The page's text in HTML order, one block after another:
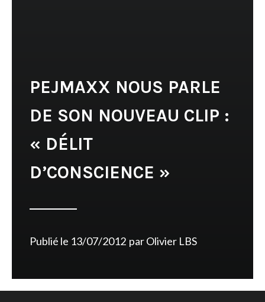
PEJMAXX NOUS PARLE
DE SON NOUVEAU CLIP :
« DÉLIT
D’CONSCIENCE »
Publié le 13/07/2012 parOlivier LBS